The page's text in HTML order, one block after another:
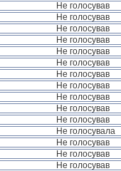
Не голосував
Не голосував
Не голосував
Не голосував
Не голосував
Не голосував
Не голосував
Не голосував
Не голосував
Не голосував
Не голосував
Не голосувала
Не голосував
Не голосував
Не голосував